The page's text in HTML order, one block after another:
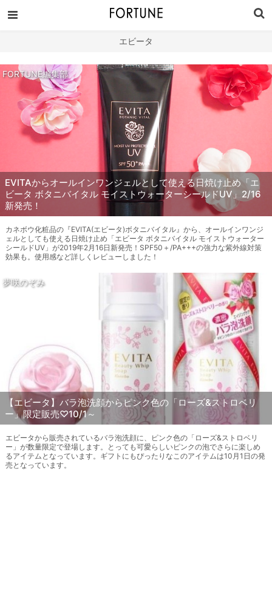
エビータ
FORTUNE編集部
EVITAからオールインワンジェルとして使える日焼け止め「エ
ビータ ボタニバイタル モイストウォーターシールドUV」2/16
新発売！
カネボウ化粧品の『EVITA(エビータ)ボタニバイタル』から、オールインワンジ
ェルとしても使える日焼け止め「エビータ ボタニバイタル モイストウォーター
シールドUV」が2019年2月16日新発売！SPF50＋/PA+++の強力な紫外線対策
効果も。使用感など詳しくレビューしました！
夢咲のぞみ
【エビータ】バラ泡洗顔からピンク色の「ローズ&ストロベリ
ー」限定販売♡10/1～
エビータから販売されているバラ泡洗顔に、ピンク色の「ローズ&ストロベリ
ー」が数量限定で登場します。とっても可愛らしいピンクの泡でさらに楽しめ
るアイテムとなっています。ギフトにもぴったりなこのアイテムは10月1日の発
売となっています。